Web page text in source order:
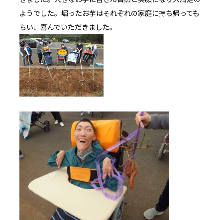
ようでした。堀ったお芋はそれぞれの家庭に持ち帰っても
らい、喜んでいただきました。